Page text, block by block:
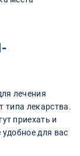
лечения
типа лекарства.
приехать и
для вас